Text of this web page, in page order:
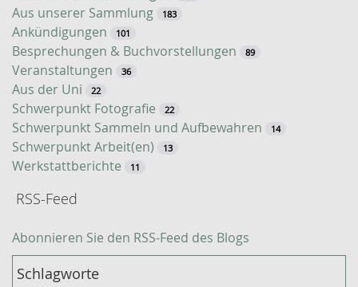
c
h
e
Aus unserer Sammlung 183
Ankündigungen 101
Besprechungen & Buchvorstellungen 89
Veranstaltungen 36
Aus der Uni 22
Schwerpunkt Fotografie 22
Schwerpunkt Sammeln und Aufbewahren 14
Schwerpunkt Arbeit(en) 13
Werkstattberichte 11
RSS-Feed
Abonnieren Sie den RSS-Feed des Blogs
Schlagworte